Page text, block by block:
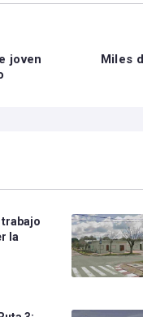
joven
Miles
la